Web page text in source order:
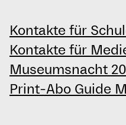
Kontakte für
Kontakte für
Museumsnacht
Print-Abo Guide